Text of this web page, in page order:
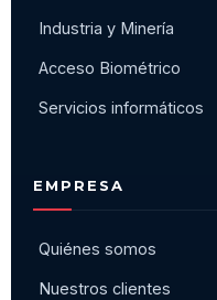
Industria y Minería
Acceso Biométrico
Servicios informáticos
EMPRESA
Quiénes somos
Nuestros clientes